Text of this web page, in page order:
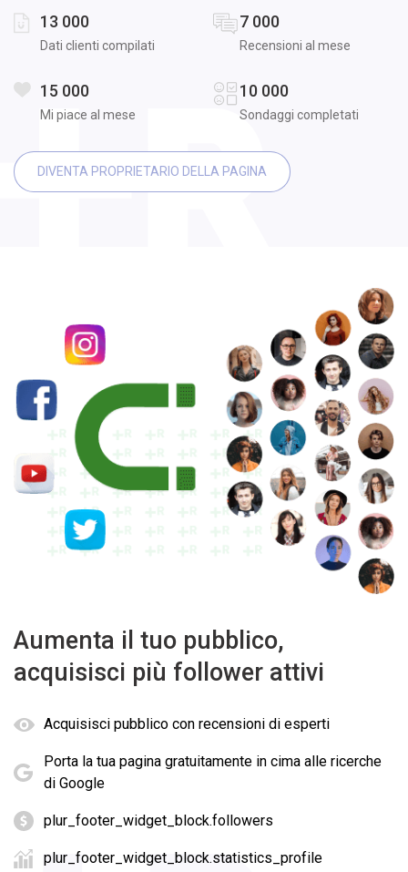
13 000
Dati clienti compilati
7 000
Recensioni al mese
15 000
Mi piace al mese
10 000
Sondaggi completati
DIVENTA PROPRIETARIO DELLA PAGINA
Aumenta il tuo pubblico,
acquisisci più follower attivi
Acquisisci pubblico con recensioni di esperti
Porta la tua pagina gratuitamente in cima alle ricerche
di Google
plur_footer_widget_block.followers
plur_footer_widget_block.statistics_profile